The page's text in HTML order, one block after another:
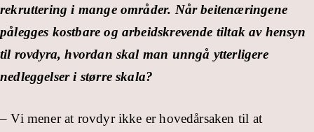
rekruttering i mange områder. Når beitenæringene
pålegges kostbare og arbeidskrevende tiltak av hensyn
til rovdyra, hvordan skal man unngå ytterligere
nedleggelser i større skala?
– Vi mener at rovdyr ikke er hovedårsaken til at